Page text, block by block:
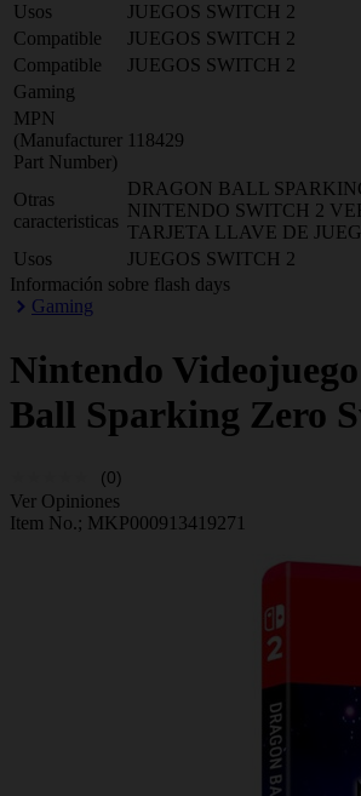
Usos
JUEGOS SWITCH 2
Compatible
JUEGOS SWITCH 2
Compatible
JUEGOS SWITCH 2
Gaming
MPN
(Manufacturer
Part Number)
118429
Otras
caracteristicas
DRAGON BALL
NINTENDO SWITCH 2
TARJETA LLAVE DE
Usos
JUEGOS SWITCH 2
Información sobre flash days
Gaming
Nintendo
Ball Sparking Zero
(0)
Ver Opiniones
Item No.; MKP000913419271